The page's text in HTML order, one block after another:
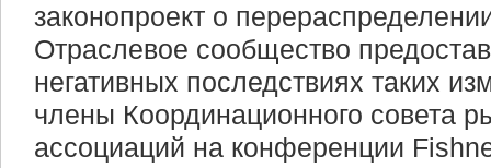
законопроект о
Отраслевое сообщество
негативных последствиях таких
члены Координационного совета
ассоциаций на конференции